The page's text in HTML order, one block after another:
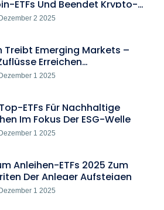
ETFs Und Beendet Krypto-
Dezember 2 2025
Treibt Emerging Markets –
Erreichen
Dezember 1 2025
ETFs Für Nachhaltige
Im Fokus Der ESG-Welle
Dezember 1 2025
Anleihen-ETFs 2025 Zum
Der Anleger Aufsteigen
Dezember 1 2025